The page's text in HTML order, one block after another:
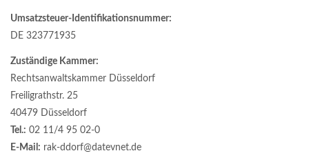
Umsatzsteuer-Identifikationsnummer:
DE 323771935
Zuständige Kammer:
Rechtsanwaltskammer Düsseldorf
Freiligrathstr. 25
40479 Düsseldorf
Tel.: 02 11/4 95 02-0
E-Mail: rak-ddorf@datevnet.de